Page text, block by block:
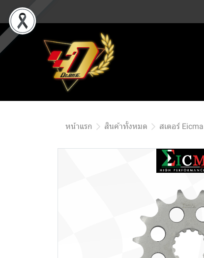
หน้าแรก สินค้าทั้งหมด สเตอร์ Eicma